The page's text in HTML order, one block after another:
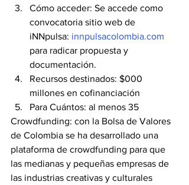
Cómo acceder: Se accede como
convocatoria sitio web de
iNNpulsa: innpulsacolombia.com
para radicar propuesta y
documentación.
Recursos destinados: $000
millones en cofinanciación
Para Cuántos: al menos 35
Crowdfunding: con la Bolsa de Valores
de Colombia se ha desarrollado una
plataforma de crowdfunding para que
las medianas y pequeñas empresas de
las industrias creativas y culturales